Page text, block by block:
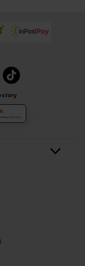
okresu